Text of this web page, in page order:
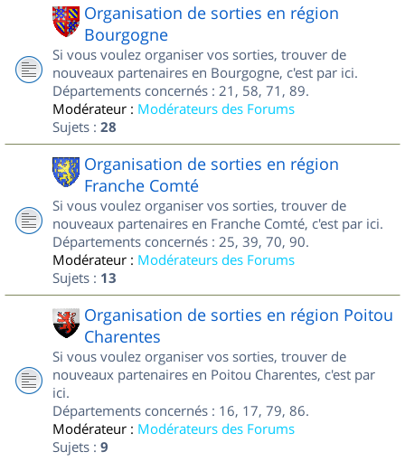
Organisation de sorties en région
Bourgogne
Si vous voulez organiser vos sorties, trouver de
nouveaux partenaires en Bourgogne, c'est par ici.
Départements concernés : 21, 58, 71, 89.
Modérateur : Modérateurs des Forums
Sujets : 28
Organisation de sorties en région
Franche Comté
Si vous voulez organiser vos sorties, trouver de
nouveaux partenaires en Franche Comté, c'est par ici.
Départements concernés : 25, 39, 70, 90.
Modérateur : Modérateurs des Forums
Sujets : 13
Organisation de sorties en région Poitou
Charentes
Si vous voulez organiser vos sorties, trouver de
nouveaux partenaires en Poitou Charentes, c'est par
ici.
Départements concernés : 16, 17, 79, 86.
Modérateur : Modérateurs des Forums
Sujets : 9